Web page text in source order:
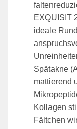
EXQUISIT
ideale
Spätakne
mattierend
Kollagen
Fältchen